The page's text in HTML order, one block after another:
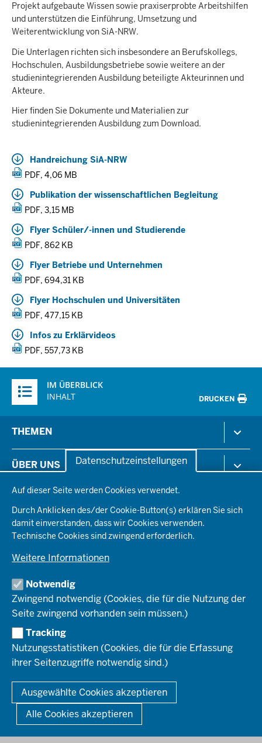
Datenschutzeinstellungen
Auf dieser Seite werden Cookies verwendet.
Durch Anklicken des/der Cookie-Button(s) erklären Sie sich
damit einverstanden, dass wir Cookies verwenden.
Technische Cookies sind zwingend erforderlich.
Weitere Informationen
Notwendig
Zwingend notwendig (Cookies, die für die Nutzung der
Seite zwingend vorhanden sein müssen.)
Tracking
Nutzungsstatistiken (Cookies, die für die Erfassung
ihrer Seitenzugriffe notwendig sind.)
Ausgewählte Cookies akzeptieren
Alle Cookies akzeptieren
Projekt aufgebaute Wissen sowie praxiserprobte Arbeitshilfen
und unterstützen die Einführung, Umsetzung und
Weiterentwicklung von SiA-NRW.
Die Unterlagen richten sich insbesondere an Berufskollegs,
Hochschulen, Ausbildungsbetriebe sowie weitere an der
studienintegrierenden Ausbildung beteiligte Akteurinnen und
Akteure.
Hier finden Sie Dokumente und Materialien zur
studienintegrierenden Ausbildung zum Download.
Handreichung SiA-NRW
PDF, 4,06 MB
Publikation der wissenschaftlichen Begleitung
PDF, 3,15 MB
Flyer Schüler/-innen und Studierende
PDF, 862 KB
Flyer Betriebe und Unternehmen
PDF, 694,31 KB
Flyer Hochschulen und Universitäten
PDF, 477,15 KB
Infos zu Erklärvideos
PDF, 557,73 KB
Inhalte
IM ÜBERBLICK
INHALT
DRUCKEN
in
der
Fußzeile
THEMEN
Gesundheit & Soziales
Kommunales & Wirtschaft
Planen & Bauen
Schule & Bildung
Umwelt & Natur
ÜBER UNS
Aktenpläne
Organisationsstruktur
Behördenleitung
Die Bezirksregierung
Organisationsplan
Institutionen
Arbeitgeberprofil
Stellenangebote
Ausbildung
PRESSE
Pressefotos
Social-Media-Kanäle
REGIONALRAT DÜSSELDORF
SERVICES
Bekanntmachungen
Förderprogramme
Kontakt
Mediathek
So finden Sie uns
Anerkennung von Bildungsnachweisen
Offenlagen
HOTLINE
© 2026 Bezirksregierung Düsseldorf
Fußzeile
DATENSCHUTZ BARRIEREFREIHEIT
IMPRESSUM
KONTAKT